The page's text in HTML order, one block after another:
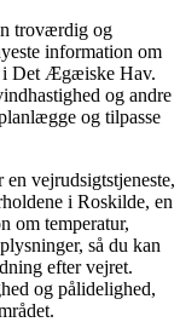
troværdig og
information om
i Det Ægæiske Hav.
og andre
og tilpasse
vejrudsigtstjeneste,
i Roskilde, en
om temperatur,
så du kan
efter vejret.
og pålidelighed,